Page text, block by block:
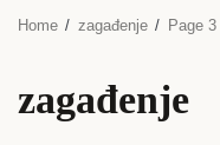
Home zagađenje Page 3
zagađenje